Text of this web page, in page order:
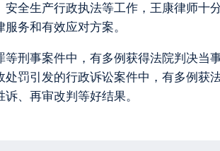
全生产行政执法等工作，王康律师十
务和有效应对方案。
刑事案件中，有多例获得法院判决当
罚引发的行政诉讼案件中，有多例获
、再审改判等好结果。